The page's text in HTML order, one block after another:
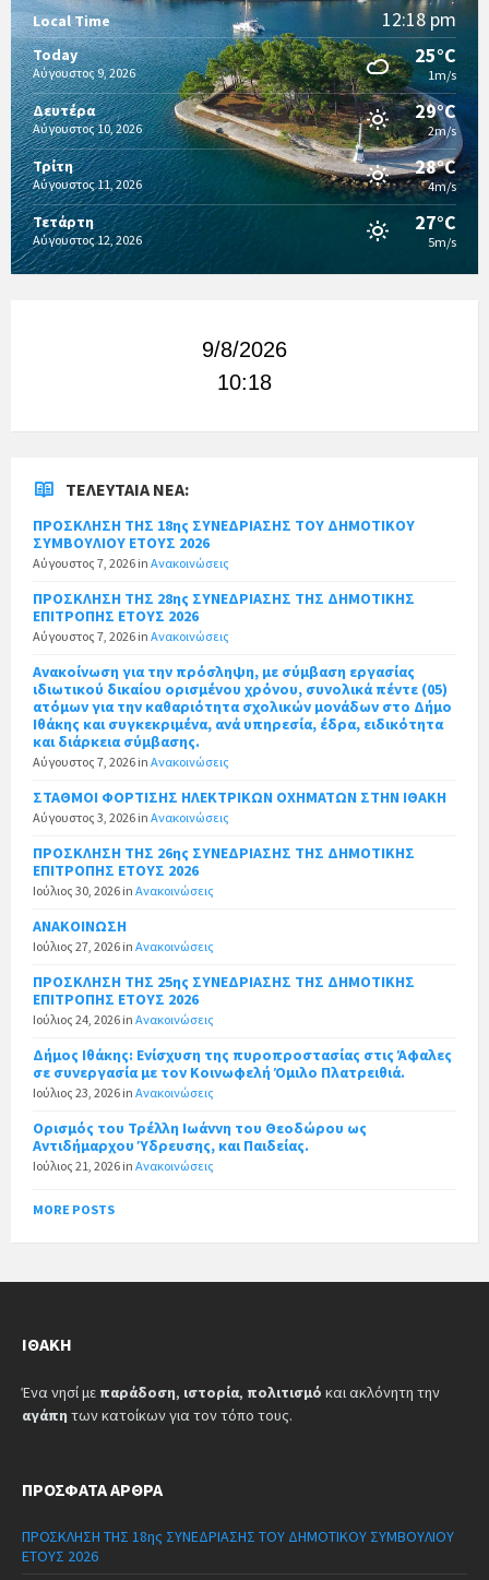
Local Time 12:18 pm
Today
Αύγουστος 9, 2026
25°C
1m/s
Δευτέρα
Αύγουστος 10, 2026
29°C
2m/s
Τρίτη
Αύγουστος 11, 2026
28°C
4m/s
Τετάρτη
Αύγουστος 12, 2026
27°C
5m/s
9/8/2026
10:18
ΤΕΛΕΥΤΑΊΑ ΝΈΑ:
ΠΡΟΣΚΛΗΣΗ ΤΗΣ 18ης ΣΥΝΕΔΡΙΑΣΗΣ ΤΟΥ ΔΗΜΟΤΙΚΟΥ
ΣΥΜΒΟΥΛΙΟΥ ΕΤΟΥΣ 2026
Αύγουστος 7, 2026 in Ανακοινώσεις
ΠΡΟΣΚΛΗΣΗ ΤΗΣ 28ης ΣΥΝΕΔΡΙΑΣΗΣ ΤΗΣ ΔΗΜΟΤΙΚΗΣ
ΕΠΙΤΡΟΠΗΣ ΕΤΟΥΣ 2026
Αύγουστος 7, 2026 in Ανακοινώσεις
Ανακοίνωση για την πρόσληψη, με σύμβαση εργασίας
ιδιωτικού δικαίου ορισμένου χρόνου, συνολικά πέντε (05)
ατόμων για την καθαριότητα σχολικών μονάδων στο Δήμο
Ιθάκης και συγκεκριμένα, ανά υπηρεσία, έδρα, ειδικότητα
και διάρκεια σύμβασης.
Αύγουστος 7, 2026 in Ανακοινώσεις
ΣΤΑΘΜΟΙ ΦΟΡΤΙΣΗΣ ΗΛΕΚΤΡΙΚΩΝ ΟΧΗΜΑΤΩΝ ΣΤΗΝ ΙΘΑΚΗ
Αύγουστος 3, 2026 in Ανακοινώσεις
ΠΡΟΣΚΛΗΣΗ ΤΗΣ 26ης ΣΥΝΕΔΡΙΑΣΗΣ ΤΗΣ ΔΗΜΟΤΙΚΗΣ
ΕΠΙΤΡΟΠΗΣ ΕΤΟΥΣ 2026
Ιούλιος 30, 2026 in Ανακοινώσεις
ΑΝΑΚΟΙΝΩΣΗ
Ιούλιος 27, 2026 in Ανακοινώσεις
ΠΡΟΣΚΛΗΣΗ ΤΗΣ 25ης ΣΥΝΕΔΡΙΑΣΗΣ ΤΗΣ ΔΗΜΟΤΙΚΗΣ
ΕΠΙΤΡΟΠΗΣ ΕΤΟΥΣ 2026
Ιούλιος 24, 2026 in Ανακοινώσεις
Δήμος Ιθάκης: Ενίσχυση της πυροπροστασίας στις Άφαλες
σε συνεργασία με τον Κοινωφελή Όμιλο Πλατρειθιά.
Ιούλιος 23, 2026 in Ανακοινώσεις
Ορισμός του Τρέλλη Ιωάννη του Θεοδώρου ως
Αντιδήμαρχου Ύδρευσης, και Παιδείας.
Ιούλιος 21, 2026 in Ανακοινώσεις
MORE POSTS
ΙΘΆΚΗ
Ένα νησί με παράδοση, ιστορία, πολιτισμό και ακλόνητη την
αγάπη των κατοίκων για τον τόπο τους.
ΠΡΌΣΦΑΤΑ ΆΡΘΡΑ
ΠΡΟΣΚΛΗΣΗ ΤΗΣ 18ης ΣΥΝΕΔΡΙΑΣΗΣ ΤΟΥ ΔΗΜΟΤΙΚΟΥ ΣΥΜΒΟΥΛΙΟΥ
ΕΤΟΥΣ 2026